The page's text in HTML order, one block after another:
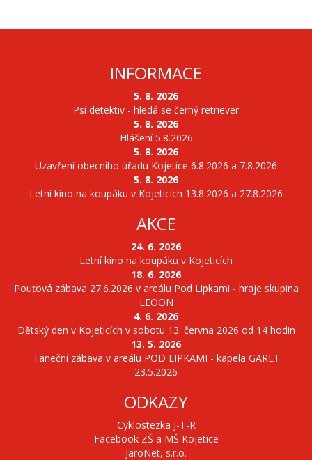
INFORMACE
5. 8. 2026
Psí detektiv - hledá se černý retriever
5. 8. 2026
Hlášení 5.8.2026
5. 8. 2026
Uzavření obecního úřadu Kojetice 6.8.2026 a 7.8.2026
5. 8. 2026
Letní kino na koupáku v Kojeticích 13.8.2026 a 27.8.2026
AKCE
24. 6. 2026
Letní kino na koupáku v Kojeticích
18. 6. 2026
Pouťová zábava 27.6.2026 v areálu Pod Lipkami - hraje skupina
LEOON
4. 6. 2026
Dětský den v Kojeticích v sobotu 13. června 2026 od 14 hodin
13. 5. 2026
Taneční zábava v areálu POD LIPKAMI - kapela GARET
23.5.2026
ODKAZY
Cyklostezka J-T-R
Facebook ZŠ a MŠ Kojetice
JaroNet, s.r.o.